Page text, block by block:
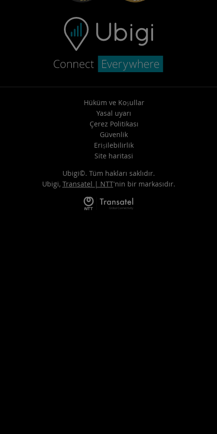
Hüküm ve Koşullar
Yasal uyarı
Çerez Politikası
Güvenlik
Erişilebilirlik
Site haritasi
Ubigi©. Tüm hakları saklıdır.
Ubigi, Transatel | NTT'nin bir markasıdır.